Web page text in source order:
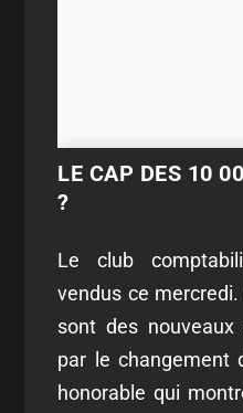
LE CAP DES 10
?
Le club
vendus ce
sont des
par le changement
honorable qui